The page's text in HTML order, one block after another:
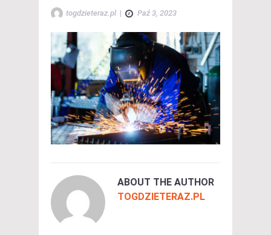
togdzieteraz.pl | Paź 3, 2023
ABOUT THE AUTHOR
TOGDZIETERAZ.PL